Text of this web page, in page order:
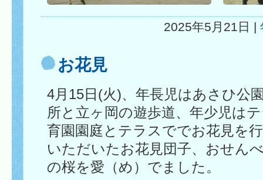
2025年5月21日 |
お花見
4月15日(火)、年長児はあさひ公
所と立ヶ岡の遊歩道、年少児は
育園園庭とテラスででお花見を
いただいたお花見団子、おせん
の桜を愛（め）でました。